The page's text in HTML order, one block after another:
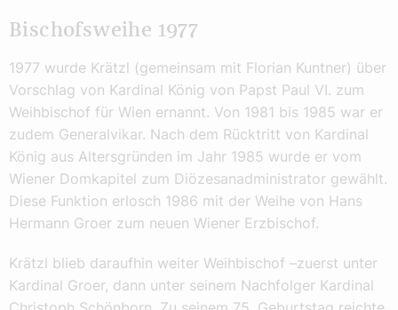
Bischofsweihe 1977
1977 wurde Krätzl (gemeinsam mit Florian Kuntner) über
Vorschlag von Kardinal König von Papst Paul VI. zum
Weihbischof für Wien ernannt. Von 1981 bis 1985 war er
zudem Generalvikar. Nach dem Rücktritt von Kardinal
König aus Altersgründen im Jahr 1985 wurde er vom
Wiener Domkapitel zum Diözesanadministrator gewählt.
Diese Funktion erlosch 1986 mit der Weihe von Hans
Hermann Groer zum neuen Wiener Erzbischof.
Krätzl blieb daraufhin weiter Weihbischof –zuerst unter
Kardinal Groer, dann unter seinem Nachfolger Kardinal